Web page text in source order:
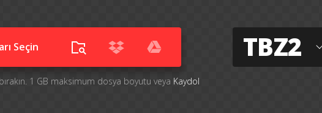
Seçin
1 GB maksimum dosya boyutu veya Kaydol
TBZ2